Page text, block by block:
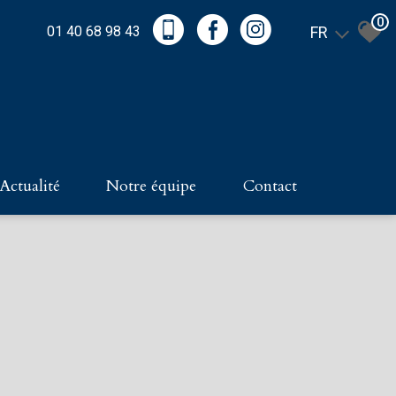
01 40 68 98 43 FR
0
actualité notre équipe contact